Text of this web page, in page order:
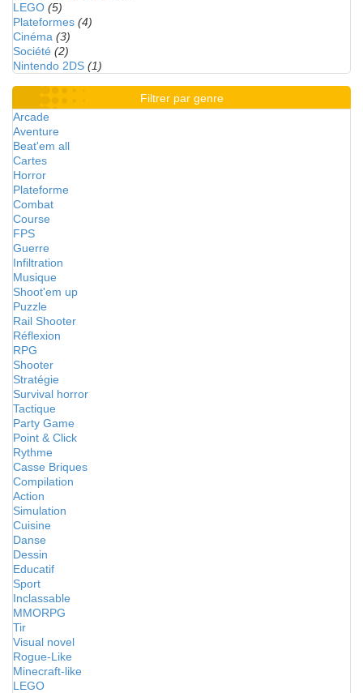
LEGO (5)
Plateformes (4)
Cinéma (3)
Société (2)
Nintendo 2DS (1)
Filtrer par genre
Arcade
Aventure
Beat'em all
Cartes
Horror
Plateforme
Combat
Course
FPS
Guerre
Infiltration
Musique
Shoot'em up
Puzzle
Rail Shooter
Réflexion
RPG
Shooter
Stratégie
Survival horror
Tactique
Party Game
Point & Click
Rythme
Casse Briques
Compilation
Action
Simulation
Cuisine
Danse
Dessin
Educatif
Sport
Inclassable
MMORPG
Tir
Visual novel
Rogue-Like
Minecraft-like
LEGO